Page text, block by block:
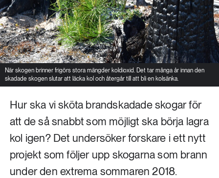
När skogen brinner frigörs stora mängder koldioxid. Det tar många år innan den
skadade skogen slutar att läcka kol och återgår till att bli en kolsänka.
Hur ska vi sköta brandskadade skogar för
att de så snabbt som möjligt ska börja lagra
kol igen? Det undersöker forskare i ett nytt
projekt som följer upp skogarna som brann
under den extrema sommaren 2018.